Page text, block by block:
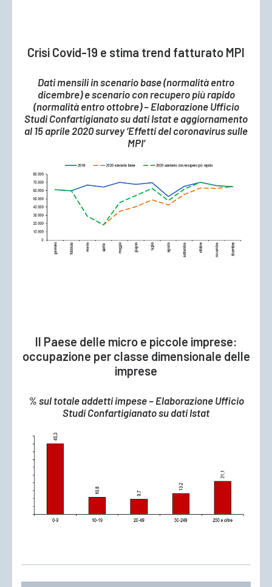
Crisi Covid-19 e stima trend fatturato MPI
Dati mensili in scenario base (normalità entro
dicembre) e scenario con recupero più rapido
(normalità entro ottobre) – Elaborazione Ufficio
Studi Confartigianato su dati Istat e aggiornamento
al 15 aprile 2020 survey ‘Effetti del coronavirus sulle
MPI’
Il Paese delle micro e piccole imprese:
occupazione per classe dimensionale delle
imprese
% sul totale addetti impese – Elaborazione Ufficio
Studi Confartigianato su dati Istat